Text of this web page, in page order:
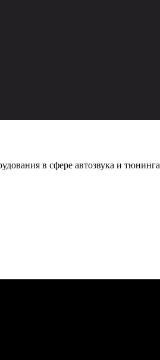
в сфере автозвука и тюнинга